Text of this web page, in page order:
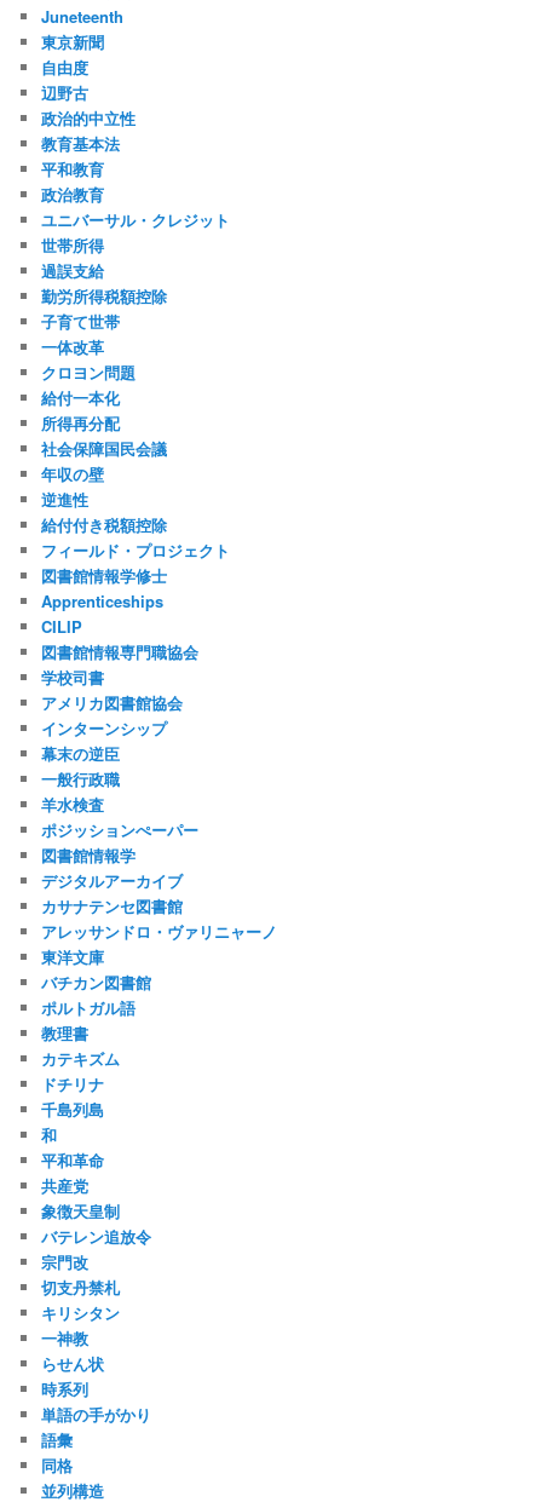
Juneteenth
東京新聞
自由度
辺野古
政治的中立性
教育基本法
平和教育
政治教育
ユニバーサル・クレジット
世帯所得
過誤支給
勤労所得税額控除
子育て世帯
一体改革
クロヨン問題
給付一本化
所得再分配
社会保障国民会議
年収の壁
逆進性
給付付き税額控除
フィールド・プロジェクト
図書館情報学修士
Apprenticeships
CILIP
図書館情報専門職協会
学校司書
アメリカ図書館協会
インターンシップ
幕末の逆臣
一般行政職
羊水検査
ポジッションぺーパー
図書館情報学
デジタルアーカイブ
カサナテンセ図書館
アレッサンドロ・ヴァリニャーノ
東洋文庫
バチカン図書館
ポルトガル語
教理書
カテキズム
ドチリナ
千島列島
和
平和革命
共産党
象徴天皇制
バテレン追放令
宗門改
切支丹禁札
キリシタン
一神教
らせん状
時系列
単語の手がかり
語彙
同格
並列構造